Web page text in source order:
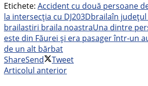
Etichete: Accident cu două persoane
la intersecția cu DJ203Dbrailaîn județul
brailastiri braila noastraUna dintre
este din Făurei și era pasager într-un
de un alt bărbat
ShareSend
Tweet
Articolul anterior